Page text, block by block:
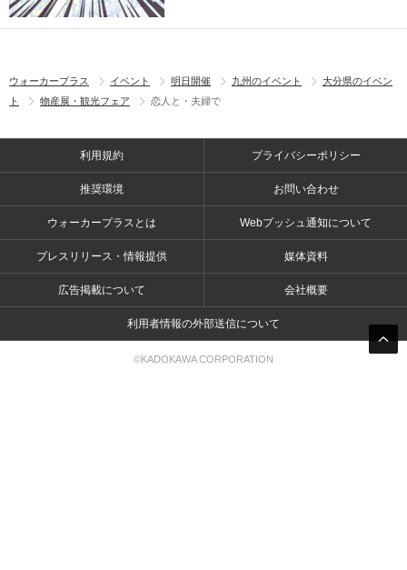
ウォーカープラス イベント 明日開催 九州のイベント
大分県のイベン
ト
物産展・観光フェア 恋人と・夫婦で
利用規約 プライバシーポリシー
推奨環境 お問い合わせ
ウォーカープラスとは Webプッシュ通知について
プレスリリース・情報提供 媒体資料
広告掲載について 会社概要
利用者情報の外部送信について
©KADOKAWA CORPORATION